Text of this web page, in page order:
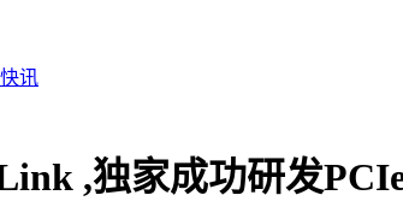
讯
,独家成功研发